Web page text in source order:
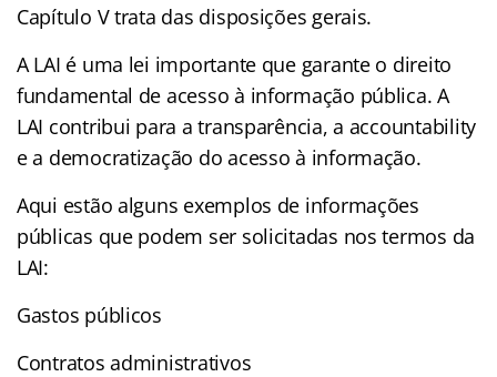
Capítulo V trata das disposições gerais.
A LAI é uma lei importante que garante o direito
fundamental de acesso à informação pública. A
LAI contribui para a transparência, a accountability
e a democratização do acesso à informação.
Aqui estão alguns exemplos de informações
públicas que podem ser solicitadas nos termos da
LAI:
Gastos públicos
Contratos administrativos